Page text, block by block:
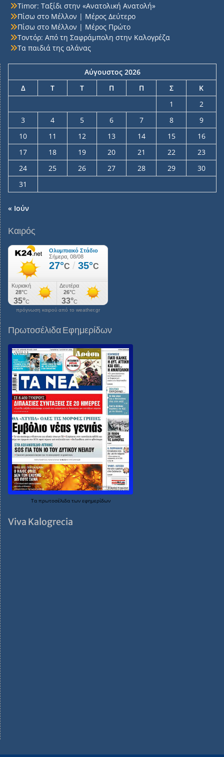
Timor: Ταξίδι στην «Ανατολική Ανατολή»
Πίσω στο Μέλλον | Μέρος Δεύτερο
Πίσω στο Μέλλον | Μέρος Πρώτο
Τοντόρ: Από τη Σαφράμπολη στην Καλογρέζα
Τα παιδιά της αλάνας
Αύγουστος 2026
Δ
Τ Τ Π Π Σ
Κ
1
2
3
4 5 6 7 8
9
10
11 12 13 14 15
16
17
18 19 20 21 22
23
24
25 26 27 28 29
30
31
« Ιούν
Καιρός
πρόγνωση καιρού από το weather.gr
Πρωτοσέλιδα Εφημερίδων
Τα πρωτοσέλιδα των εφημερίδων
Viva Kalogrecia